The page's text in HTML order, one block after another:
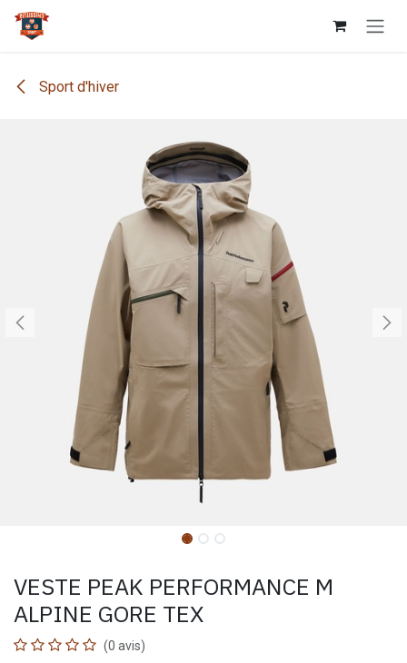
Se rendre au contenu
Sport d'hiver
VESTE PEAK PERFORMANCE M
ALPINE GORE TEX
(0 avis)